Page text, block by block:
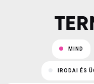
MIND
IRODAI ÉS